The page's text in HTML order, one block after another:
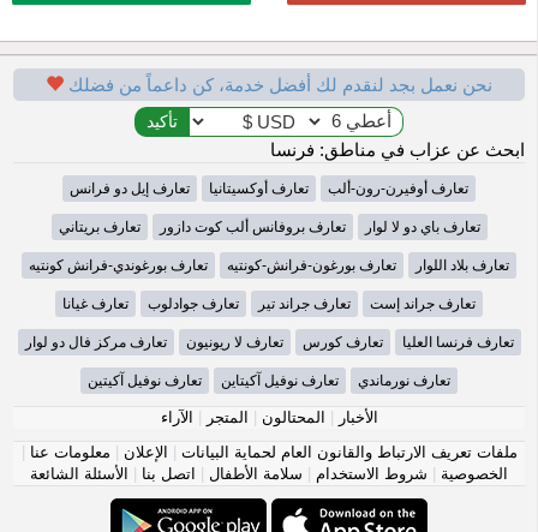
نحن نعمل بجد لنقدم لك أفضل خدمة، كن داعماً من فضلك
ابحث عن عزاب في مناطق: فرنسا
تعارف أوفيرن-رون-ألب تعارف أوكسيتانيا تعارف إيل دو فرانس
تعارف باي دو لا لوار تعارف بروفانس ألب كوت دازور تعارف بريتاني
تعارف بلاد اللوار تعارف بورغون-فرانش-كونتيه تعارف بورغوندي-فرانش كونتيه
تعارف جراند إست تعارف جراند تير تعارف جوادلوب تعارف غيانا
تعارف فرنسا العليا تعارف كورس تعارف لا ريونيون تعارف مركز فال دو لوار
تعارف نورماندي تعارف نوفيل آكيتاين تعارف نوفيل آكيتين
الأخبار | المحتالون | المتجر | الآراء
ملفات تعريف الارتباط والقانون العام لحماية البيانات | الإعلان | معلومات عنا |
الخصوصية | شروط الاستخدام | سلامة الأطفال | اتصل بنا | الأسئلة الشائعة